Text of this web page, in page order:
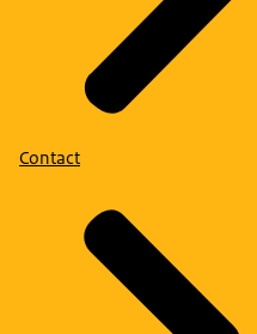
Contact